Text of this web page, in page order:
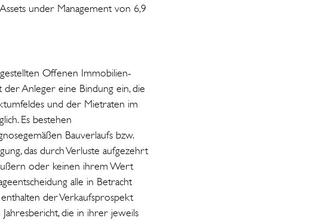
under Management von 6,9
Offenen Immobilien-
der Anleger eine Bindung ein, die
und der Mietraten im
Es bestehen
Bauverlaufs bzw.
das durch Verluste aufgezehrt
oder keinen ihrem Wert
alle in Betracht
der Verkaufsprospekt
die in ihrer jeweils